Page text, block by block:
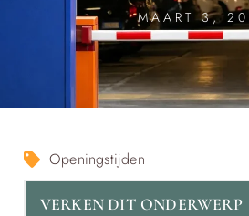
MAART 3,
Openingstijden
VERKEN DIT ONDERWERP